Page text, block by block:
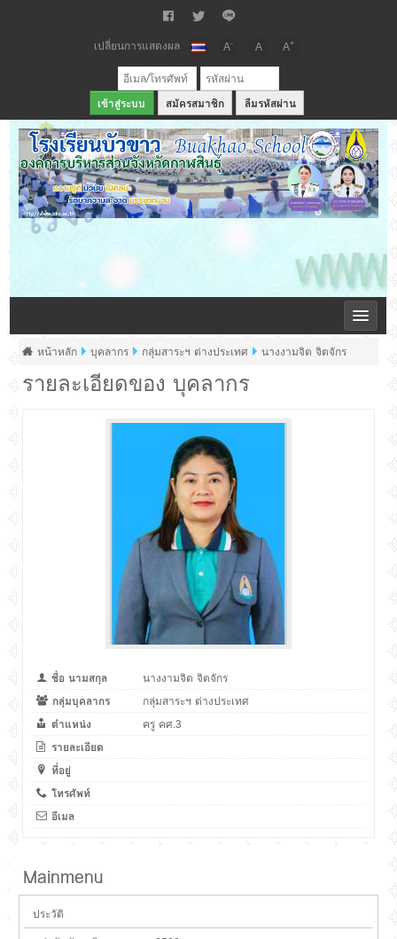
เปลี่ยนการแสดงผล A- A A+
สมัครสมาชิก ลืมรหัสผ่าน
เว็บไซต์โรงเรียนบัวขาว สังกัดองค์การบริหารส่วนจังหวัดกาฬสินธุ์
รายละเอียดของ บุคลากร
หน้าหลัก บุคลากร กลุ่มสาระฯ ต่างประเทศ นางงามจิต จิตจักร
ชื่อ นามสกุล
นางงามจิต จิตจักร
กลุ่มบุคลากร
กลุ่มสาระฯ ต่างประเทศ
ตำแหน่ง
ครู คศ.3
รายละเอียด
ที่อยู่
โทรศัพท์
อีเมล
Mainmenu
ประวัติ